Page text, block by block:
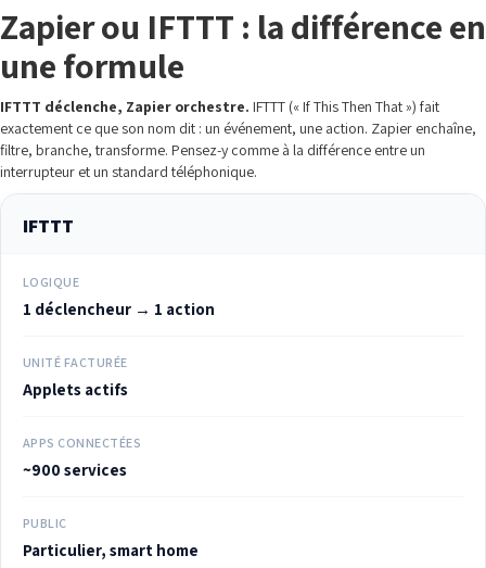
Zapier ou IFTTT : la différence en
une formule
IFTTT déclenche, Zapier orchestre. IFTTT (« If This Then That ») fait
exactement ce que son nom dit : un événement, une action. Zapier enchaîne,
filtre, branche, transforme. Pensez-y comme à la différence entre un
interrupteur et un standard téléphonique.
IFTTT
LOGIQUE
1 déclencheur → 1 action
UNITÉ FACTURÉE
Applets actifs
APPS CONNECTÉES
~900 services
PUBLIC
Particulier, smart home